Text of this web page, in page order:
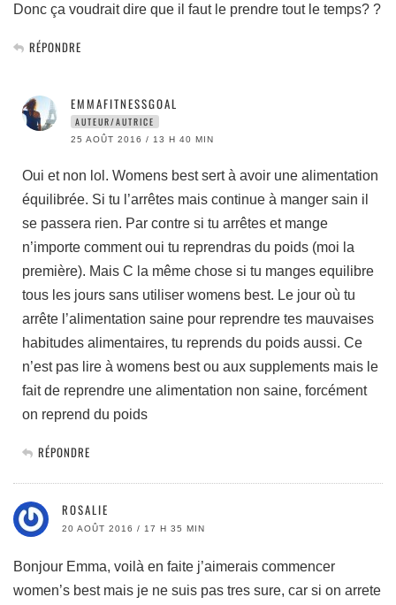
Donc ça voudrait dire que il faut le prendre tout le temps? ?
RÉPONDRE
EMMAFITNESSGOAL
AUTEUR/AUTRICE
25 AOÛT 2016 / 13 H 40 MIN
Oui et non lol. Womens best sert à avoir une alimentation
équilibrée. Si tu l’arrêtes mais continue à manger sain il
se passera rien. Par contre si tu arrêtes et mange
n’importe comment oui tu reprendras du poids (moi la
première). Mais C la même chose si tu manges equilibre
tous les jours sans utiliser womens best. Le jour où tu
arrête l’alimentation saine pour reprendre tes mauvaises
habitudes alimentaires, tu reprends du poids aussi. Ce
n’est pas lire à womens best ou aux supplements mais le
fait de reprendre une alimentation non saine, forcément
on reprend du poids
RÉPONDRE
ROSALIE
20 AOÛT 2016 / 17 H 35 MIN
Bonjour Emma, voilà en faite j’aimerais commencer
women’s best mais je ne suis pas tres sure, car si on arrete